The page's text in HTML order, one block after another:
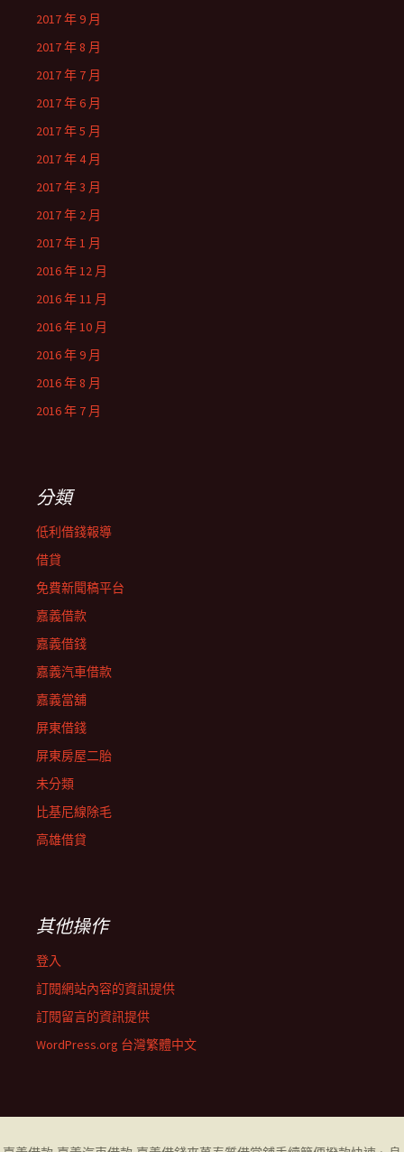
2017 年 9 月
2017 年 8 月
2017 年 7 月
2017 年 6 月
2017 年 5 月
2017 年 4 月
2017 年 3 月
2017 年 2 月
2017 年 1 月
2016 年 12 月
2016 年 11 月
2016 年 10 月
2016 年 9 月
2016 年 8 月
2016 年 7 月
分類
低利借錢報導
借貸
免費新聞稿平台
嘉義借款
嘉義借錢
嘉義汽車借款
嘉義當舖
屏東借錢
屏東房屋二胎
未分類
比基尼線除毛
高雄借貸
其他操作
登入
訂閱網站內容的資訊提供
訂閱留言的資訊提供
WordPress.org 台灣繁體中文